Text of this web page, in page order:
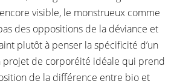
visible, le monstrueux comme
des oppositions de la déviance et
plutôt à penser la spécificité d’un
projet de corporéité idéale qui prend
de la différence entre bio et